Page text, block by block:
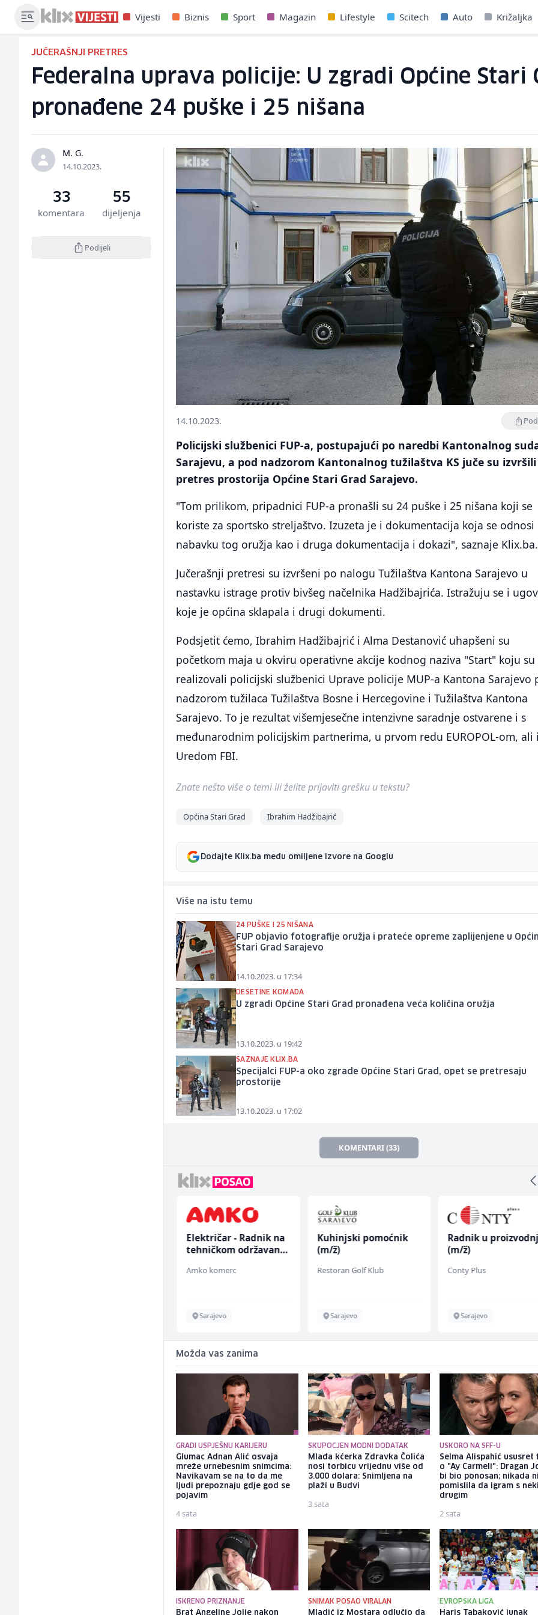
Vijesti Biznis Sport Magazin Lifestyle Scitech Auto Križaljka
JUČERAŠNJI PRETRES
Federalna uprava policije: U zgradi Općine Stari
pronađene 24 puške i 25 nišana
M. G.
14.10.2023.
33
komentara
55
dijeljenja
Podijeli
14.10.2023.
Policijski službenici FUP-a, postupajući po naredbi Kantonalnog
Sarajevu, a pod nadzorom Kantonalnog tužilaštva KS juče su izvršili
pretres prostorija Općine Stari Grad Sarajevo.
"Tom prilikom, pripadnici FUP-a pronašli su 24 puške i 25 nišana koji se
koriste za sportsko streljaštvo. Izuzeta je i dokumentacija koja se odnosi
nabavku tog oružja kao i druga dokumentacija i dokazi", saznaje Klix.ba.
Jučerašnji pretresi su izvršeni po nalogu Tužilaštva Kantona Sarajevo u
nastavku istrage protiv bivšeg načelnika Hadžibajrića. Istražuju se i
koje je općina sklapala i drugi dokumenti.
Podsjetit ćemo, Ibrahim Hadžibajrić i Alma Destanović uhapšeni su
početkom maja u okviru operativne akcije kodnog naziva "Start" koju su
realizovali policijski službenici Uprave policije MUP-a Kantona Sarajevo
nadzorom tužilaca Tužilaštva Bosne i Hercegovine i Tužilaštva Kantona
Sarajevo. To je rezultat višemjesečne intenzivne saradnje ostvarene i s
međunarodnim policijskim partnerima, u prvom redu EUROPOL-om, ali
Uredom FBI.
Znate nešto više o temi ili želite prijaviti grešku u tekstu?
Općina Stari Grad Ibrahim Hadžibajrić
Dodajte Klix.ba među omiljene izvore na Googlu
Više na istu temu
24 PUŠKE I 25 NIŠANA
FUP objavio fotografije oružja i prateće opreme zaplijenjene u
Stari Grad Sarajevo
14.10.2023. u 17:34
DESETINE KOMADA
U zgradi Općine Stari Grad pronađena veća količina oružja
13.10.2023. u 19:42
SAZNAJE KLIX.BA
Specijalci FUP-a oko zgrade Općine Stari Grad, opet se pretresaju
prostorije
13.10.2023. u 17:02
KOMENTARI (33)
Električar - Radnik na
tehničkom održavanju
Amko komerc
Sarajevo
Kuhinjski pomoćnik
(m/ž)
Restoran Golf Klub
Sarajevo
Radnik u
(m/ž)
Conty Plus
Sarajevo
Možda vas zanima
GRADI USPJEŠNU KARIJERU
Glumac Adnan Alić osvaja
mreže urnebesnim snimcima:
Navikavam se na to da me
ljudi prepoznaju gdje god se
pojavim
4 sata
SKUPOCJEN MODNI DODATAK
Mlađa kćerka Zdravka Čolića
nosi torbicu vrijednu više od
3.000 dolara: Snimljena na
plaži u Budvi
3 sata
USKORO NA SFF-U
Selma Alispahić ususret
o "Ay Carmeli": Dragan
bi bio ponosan; nikada
pomislila da igram s
drugim
2 sata
ISKRENO PRIZNANJE
Brat Angeline Jolie nakon
SNIMAK POSAO VIRALAN
Mladić iz Mostara odlučio da
EVROPSKA LIGA
Haris Tabaković junak